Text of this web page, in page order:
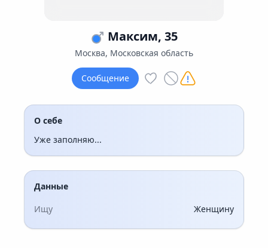
Максим, 35
Москва, Московская область
Сообщение
О себе
Уже заполняю...
Данные
Ищу
Женщину